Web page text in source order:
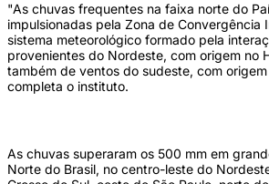
"As chuvas frequentes na faixa norte do
impulsionadas pela Zona de Convergência
sistema meteorológico formado pela
provenientes do Nordeste, com origem no
também de ventos do sudeste, com
completa o instituto.
As chuvas superaram os 500 mm em
Norte do Brasil, no centro-leste do